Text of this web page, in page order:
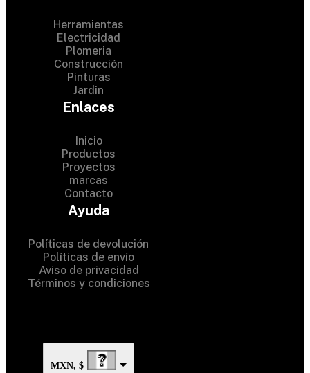
Herramientas
Electricidad
Plomeria
Construcción
Pinturas
Jardin
Enlaces
Inicio
Productos
Proyectos
marcas
Contacto
Ayuda
Políticas de devolución
Políticas de envío
Aviso de privacidad
Términos y condiciones
MXN, $